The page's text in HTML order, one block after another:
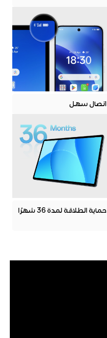
اتصال سهل
حماية الطلاقة لمدة 36 شهرًا